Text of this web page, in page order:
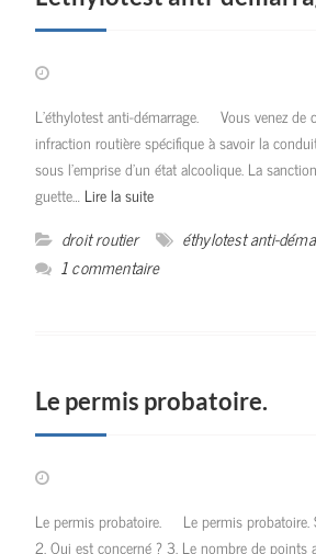
L’éthylotest anti-démarrage. Vous venez de
infraction routière spécifique à savoir la
sous l’emprise d’un état alcoolique. La
guette… Lire la suite
droit routier
éthylotest anti-
1 commentaire
Le permis probatoire.
Le permis probatoire. Le permis probatoire.
2. Qui est concerné ? 3. Le nombre de points